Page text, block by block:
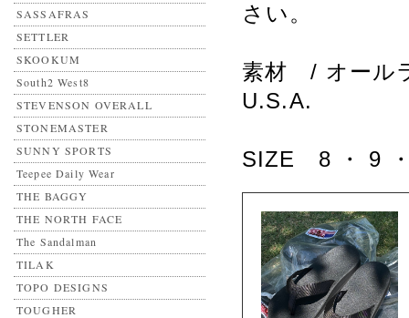
SASSAFRAS
SETTLER
SKOOKUM
South2 West8
STEVENSON OVERALL
STONEMASTER
SUNNY SPORTS
Teepee Daily Wear
THE BAGGY
THE NORTH FACE
The Sandalman
TILAK
TOPO DESIGNS
TOUGHER
さい。
素材 / オー
U.S.A.
SIZE 8 ・ 9